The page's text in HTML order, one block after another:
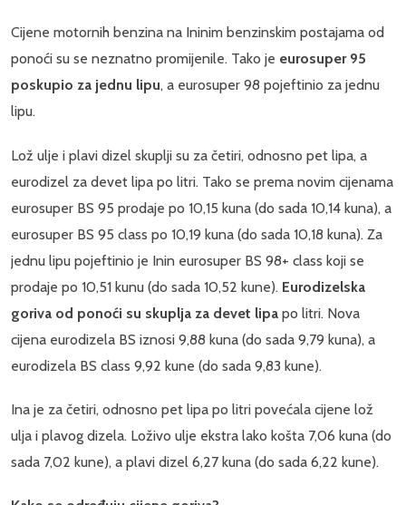
Cijene motornih benzina na Ininim benzinskim postajama od
ponoći su se neznatno promijenile. Tako je eurosuper 95
poskupio za jednu lipu, a eurosuper 98 pojeftinio za jednu
lipu.
Lož ulje i plavi dizel skuplji su za četiri, odnosno pet lipa, a
eurodizel za devet lipa po litri. Tako se prema novim cijenama
eurosuper BS 95 prodaje po 10,15 kuna (do sada 10,14 kuna), a
eurosuper BS 95 class po 10,19 kuna (do sada 10,18 kuna). Za
jednu lipu pojeftinio je Inin eurosuper BS 98+ class koji se
prodaje po 10,51 kunu (do sada 10,52 kune). Eurodizelska
goriva od ponoći su skuplja za devet lipa po litri. Nova
cijena eurodizela BS iznosi 9,88 kuna (do sada 9,79 kuna), a
eurodizela BS class 9,92 kune (do sada 9,83 kune).
Ina je za četiri, odnosno pet lipa po litri povećala cijene lož
ulja i plavog dizela. Loživo ulje ekstra lako košta 7,06 kuna (do
sada 7,02 kune), a plavi dizel 6,27 kuna (do sada 6,22 kune).